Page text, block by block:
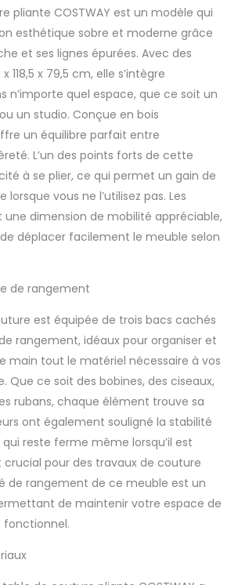
verrouillage à ressort et
de patins anti-collision,
elle assure une
transition fluide et sans
effort entre ses
différentes
configurations
【Station de charge
pratique】La table de
couture est équipée
d'une station de
charge latérale
astucieuse, libérant
ainsi un espace
précieux. Elle est
un port USB et un port
facilement vos outils
de couture et autres
appareils
solutions de
rangement】Avec une
étagère ouverte
spacieuse et trois
rangement, cette table
de couture vous
permet de ranger vos
outils de couture,
pliante COSTWAY est un modèle qui
esthétique sobre et moderne grâce
et ses lignes épurées. Avec des
118,5 x 79,5 cm, elle s’intègre
n’importe quel espace, que ce soit un
un studio. Conçue en bois
un équilibre parfait entre
L’un des points forts de cette
à se plier, ce qui permet un gain de
lorsque vous ne l’utilisez pas. Les
dimension de mobilité appréciable,
déplacer facilement le meuble selon
de rangement
est équipée de trois bacs cachés
rangement, idéaux pour organiser et
main tout le matériel nécessaire à vos
Que ce soit des bobines, des ciseaux,
rubans, chaque élément trouve sa
ont également souligné la stabilité
reste ferme même lorsqu’il est
crucial pour des travaux de couture
de rangement de ce meuble est un
de maintenir votre espace de
fonctionnel.